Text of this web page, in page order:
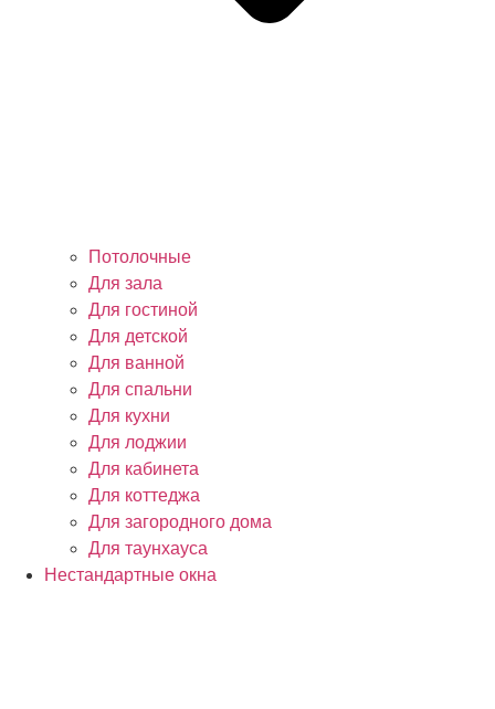
Потолочные
Для зала
Для гостиной
Для детской
Для ванной
Для спальни
Для кухни
Для лоджии
Для кабинета
Для коттеджа
Для загородного дома
Для таунхауса
Нестандартные окна